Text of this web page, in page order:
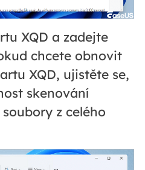
XQD a zadejte
chcete obnovit
XQD, ujistěte se,
skenování
z celého